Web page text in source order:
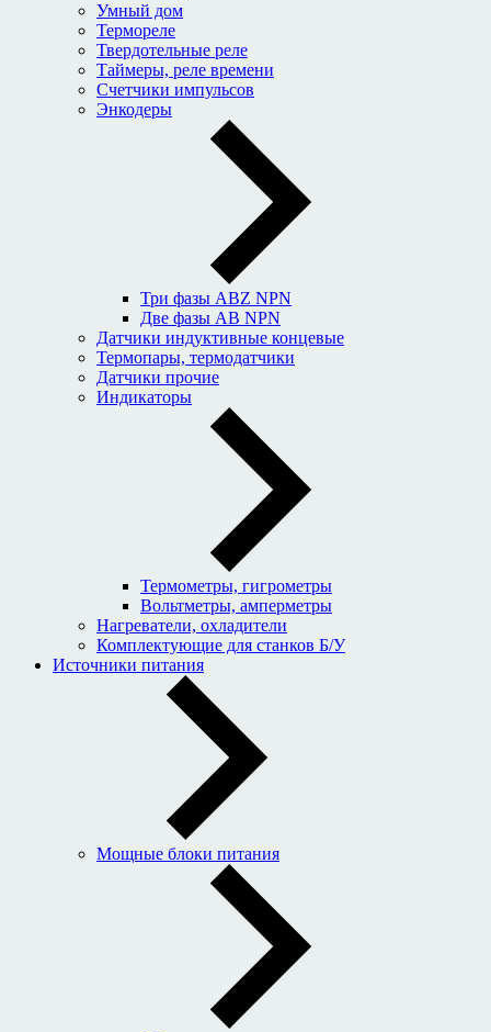
Умный дом
Термореле
Твердотельные реле
Таймеры, реле времени
Счетчики импульсов
Энкодеры
Три фазы ABZ NPN
Две фазы AB NPN
Датчики индуктивные концевые
Термопары, термодатчики
Датчики прочие
Индикаторы
Термометры, гигрометры
Вольтметры, амперметры
Нагреватели, охладители
Комплектующие для станков Б/У
Источники питания
Мощные блоки питания